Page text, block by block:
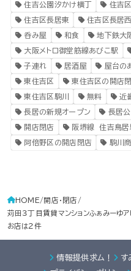
住吉公園汐かけ横丁 住吉区
住吉区長居東 住吉区長居西
呑み屋 和食 地下鉄大
大阪メトロ御堂筋線あびこ駅
子連れ 居酒屋 屋台の
東住吉区 東住吉区の開店
東住吉区駒川 無料 近
長居の新規オープン 長居公
開店閉店 阪堺線 住吉鳥居
阿倍野区の開店閉店 駒川
HOME
開店・閉店
苅田３丁目賃貸マンションふぁみーゆ
お店は２件
情報提供求ム！ す